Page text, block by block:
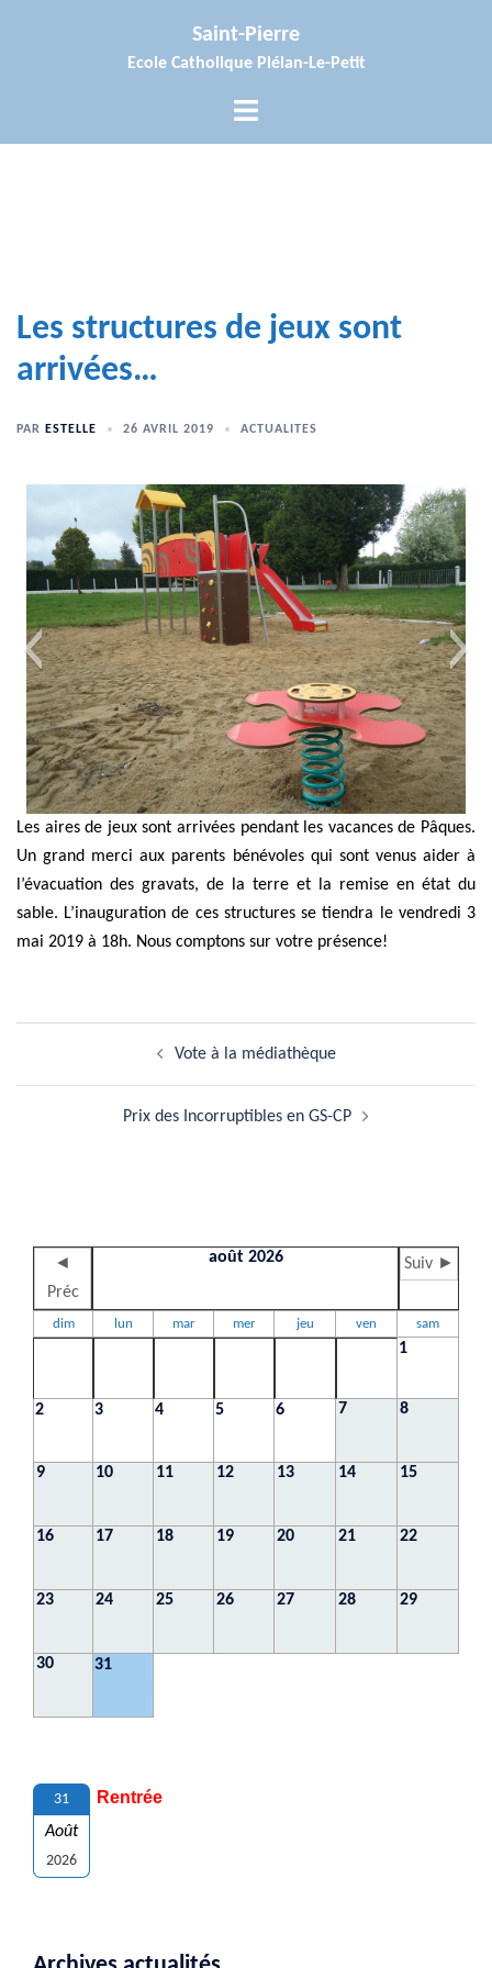
Saint-Pierre
Ecole Catholique Plélan-Le-Petit
Ouvrir/fermer
Les structures de jeux sont
arrivées…
PAR ESTELLE 26 AVRIL 2019 ACTUALITES
Les aires de jeux sont arrivées pendant les vacances de Pâques.
Un grand merci aux parents bénévoles qui sont venus aider à
l’évacuation des gravats, de la terre et la remise en état du
sable. L’inauguration de ces structures se tiendra le vendredi 3
mai 2019 à 18h. Nous comptons sur votre présence!
Vote à la médiathèque
Prix des Incorruptibles en GS-CP
◄
Préc
août 2026 Suiv ►
dim lun mar mer jeu ven sam
1
2 3 4 5 6 7 8
9 10 11 12 13 14 15
16 17 18 19 20 21 22
23 24 25 26 27 28 29
30 31
31
Août
2026
Rentrée